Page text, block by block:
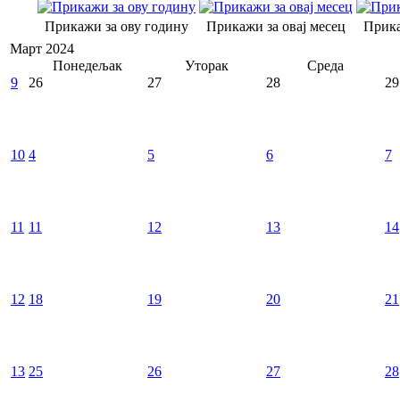
Прикажи за ову годину Прикажи за овај месец
Март 2024
Понедељак
Уторак
Среда
9
26 27 28 29
10 4 5 6 7
11 11 12 13 14
12 18 19 20 21
13 25 26 27 28